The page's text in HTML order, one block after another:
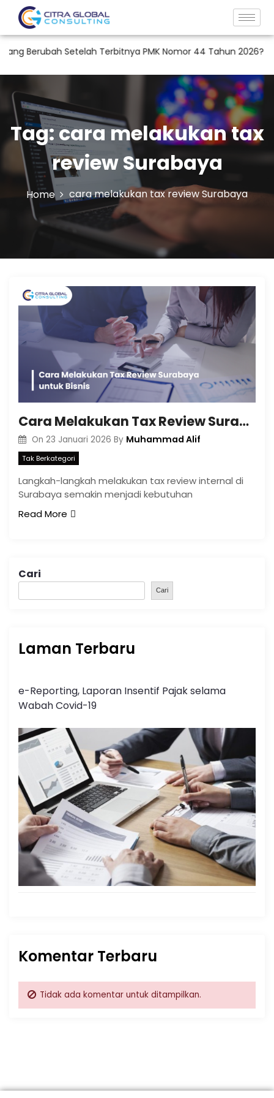
Berubah Setelah Terbitnya PMK Nomor 44 Tahun 2026?
Tag:cara melakukan tax
review Surabaya
Home cara melakukan tax review Surabaya
Cara Melakukan Tax Review Surabaya untuk Bisnis
On 23 Januari 2026 By Muhammad Alif
Tak Berkategori
Langkah-langkah melakukan tax review internal di
Surabaya semakin menjadi kebutuhan
Read More
Cari
Cari
Laman Terbaru
e-Reporting, Laporan Insentif Pajak selama
Wabah Covid-19
Komentar Terbaru
Tidak ada komentar untuk ditampilkan.